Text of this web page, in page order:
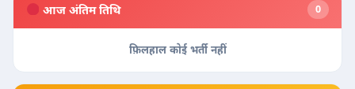
आज अंतिम तिथि 0
फ़िलहाल कोई भर्ती नहीं